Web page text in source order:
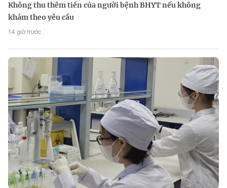
Không thu thêm tiền của người bệnh BHYT nếu không
khám theo yêu cầu
14 giờ trước